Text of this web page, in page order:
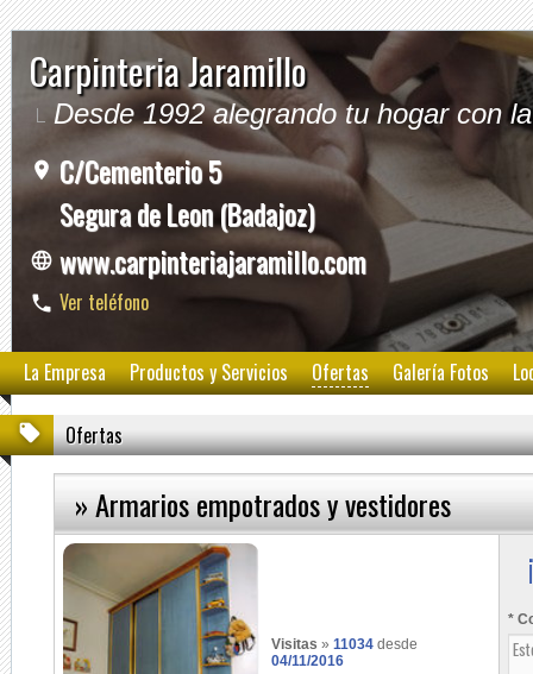
Carpinteria Jaramillo
Desde 1992 alegrando tu hogar con
C/Cementerio 5
Segura de Leon (Badajoz)
www.carpinteriajaramillo.com
Ver teléfono
La Empresa Productos y Servicios Ofertas Galería Fotos
Ofertas
» Armarios empotrados y vestidores
Visitas » 11034 desde
04/11/2016
*